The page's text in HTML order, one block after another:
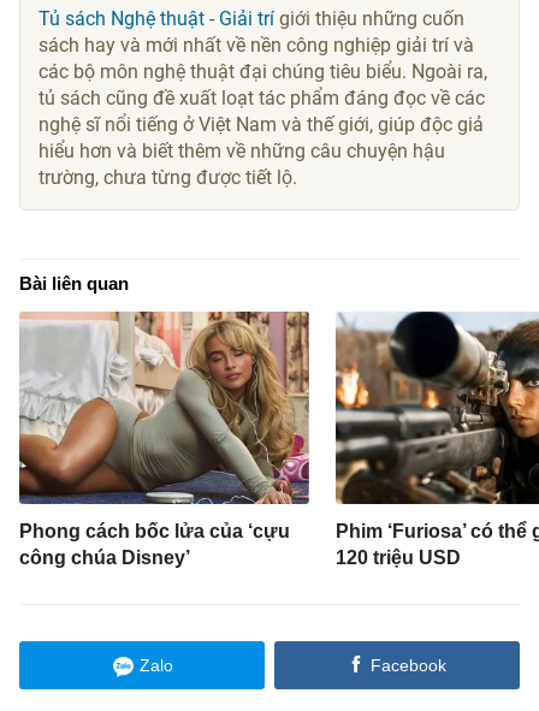
Tủ sách Nghệ thuật - Giải trí giới thiệu những cuốn
sách hay và mới nhất về nền công nghiệp giải trí và
các bộ môn nghệ thuật đại chúng tiêu biểu. Ngoài ra,
tủ sách cũng đề xuất loạt tác phẩm đáng đọc về các
nghệ sĩ nổi tiếng ở Việt Nam và thế giới, giúp độc giả
hiểu hơn và biết thêm về những câu chuyện hậu
trường, chưa từng được tiết lộ.
Bài liên quan
Phong cách bốc lửa của ‘cựu
công chúa Disney’
Phim ‘Furiosa’ có thể
120 triệu USD
Zalo Facebook